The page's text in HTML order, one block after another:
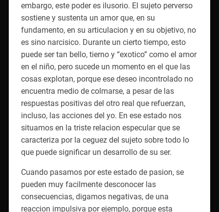
embargo, este poder es ilusorio. El sujeto perverso
sostiene y sustenta un amor que, en su
fundamento, en su articulacion y en su objetivo, no
es sino narcisico. Durante un cierto tiempo, esto
puede ser tan bello, tierno y “exotico” como el amor
en el niño, pero sucede un momento en el que las
cosas explotan, porque ese deseo incontrolado no
encuentra medio de colmarse, a pesar de las
respuestas positivas del otro real que refuerzan,
incluso, las acciones del yo. En ese estado nos
situamos en la triste relacion especular que se
caracteriza por la ceguez del sujeto sobre todo lo
que puede significar un desarrollo de su ser.
Cuando pasamos por este estado de pasion, se
pueden muy facilmente desconocer las
consecuencias, digamos negativas, de una
reaccion impulsiva por ejemplo, porque esta